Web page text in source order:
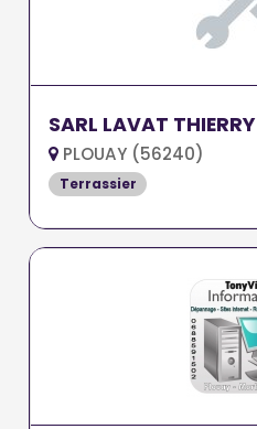
SARL LAVAT THIERRY
PLOUAY (56240)
Terrassier